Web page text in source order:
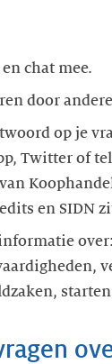
chat mee.
door
op je
Twitter of
en SIDN
over: